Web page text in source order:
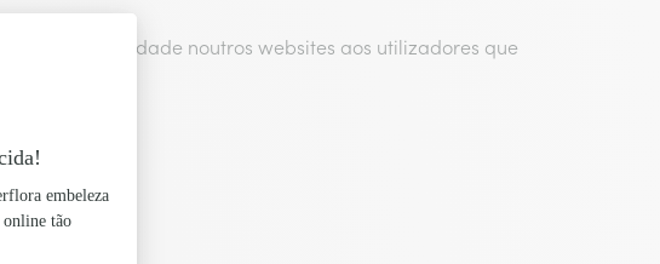
publicidade noutros websites aos utilizadores que